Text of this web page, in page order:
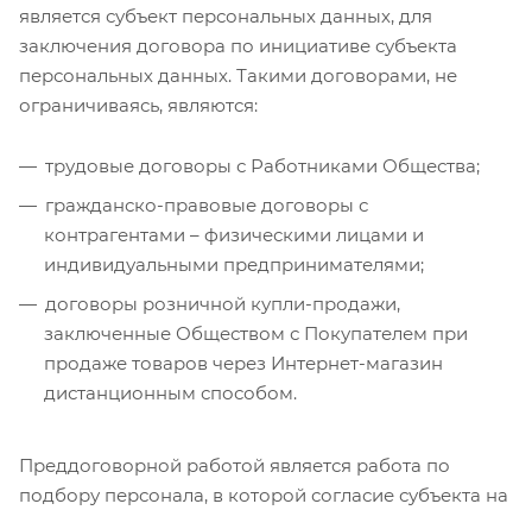
является субъект персональных данных, для
заключения договора по инициативе субъекта
персональных данных. Такими договорами, не
ограничиваясь, являются:
трудовые договоры с Работниками Общества;
гражданско-правовые договоры с
контрагентами – физическими лицами и
индивидуальными предпринимателями;
договоры розничной купли-продажи,
заключенные Обществом с Покупателем при
продаже товаров через Интернет-магазин
дистанционным способом.
Преддоговорной работой является работа по
подбору персонала, в которой согласие субъекта на